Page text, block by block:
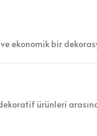
ekonomik bir
ürünleri